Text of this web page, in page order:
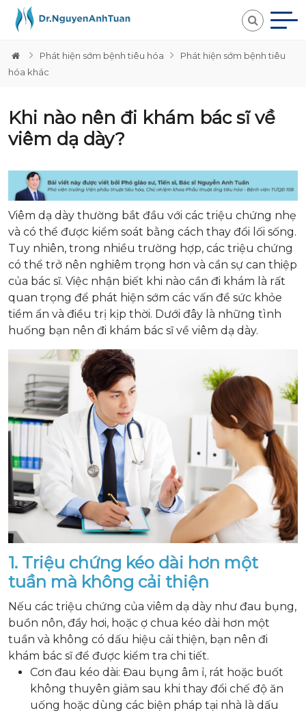
Phát hiện sớm bệnh tiêu hóa
Phát hiện sớm bệnh tiêu
hóa khác
Khi nào nên đi khám bác sĩ về
viêm dạ dày?
Viêm dạ dày thường bắt đầu với các triệu chứng nhẹ
và có thể được kiểm soát bằng cách thay đổi lối sống.
Tuy nhiên, trong nhiều trường hợp, các triệu chứng
có thể trở nên nghiêm trọng hơn và cần sự can thiệp
của bác sĩ. Việc nhận biết khi nào cần đi khám là rất
quan trọng để phát hiện sớm các vấn đề sức khỏe
tiềm ẩn và điều trị kịp thời. Dưới đây là những tình
huống bạn nên đi khám bác sĩ về viêm dạ dày.
1. Triệu chứng kéo dài hơn một
tuần mà không cải thiện
Nếu các triệu chứng của viêm dạ dày như đau bụng,
buồn nôn, đầy hơi, hoặc ợ chua kéo dài hơn một
tuần và không có dấu hiệu cải thiện, bạn nên đi
khám bác sĩ để được kiểm tra chi tiết.
Cơn đau kéo dài: Đau bụng âm ỉ, rát hoặc buốt
không thuyên giảm sau khi thay đổi chế độ ăn
uống hoặc dùng các biện pháp tại nhà là dấu